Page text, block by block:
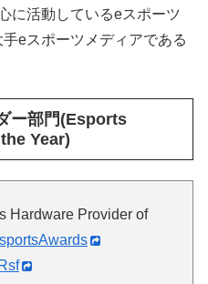
に活動しているeスポーツ
eスポーツメディアである
ー部門(Esports
Year)
Hardware Provider of